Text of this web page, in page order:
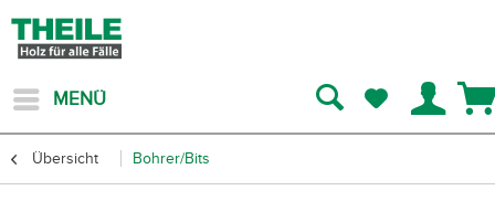
MENÜ
Übersicht Bohrer/Bits